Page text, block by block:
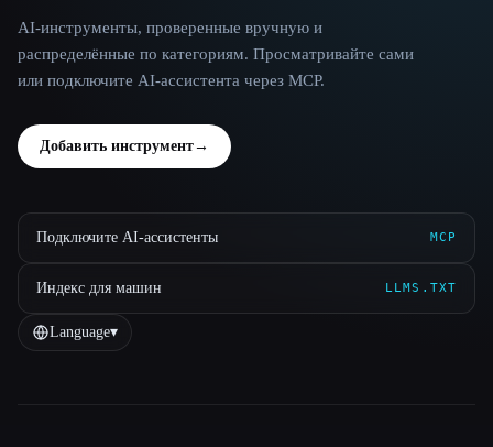
AI-инструменты, проверенные вручную и
распределённые по категориям. Просматривайте сами
или подключите AI-ассистента через MCP.
Добавить инструмент→
Подключите AI-ассистенты MCP
Индекс для машин LLMS.TXT
Language▾